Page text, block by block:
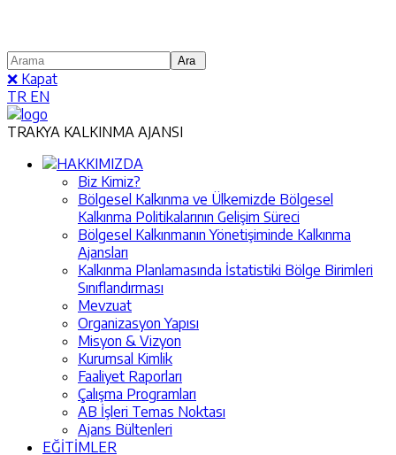
❌ Kapat
TR EN
TRAKYA KALKINMA AJANSI
HAKKIMIZDA
Biz Kimiz?
Bölgesel Kalkınma ve Ülkemizde Bölgesel
Kalkınma Politikalarının Gelişim Süreci
Bölgesel Kalkınmanın Yönetişiminde Kalkınma
Ajansları
Kalkınma Planlamasında İstatistiki Bölge Birimleri
Sınıflandırması
Mevzuat
Organizasyon Yapısı
Misyon & Vizyon
Kurumsal Kimlik
Faaliyet Raporları
Çalışma Programları
AB İşleri Temas Noktası
Ajans Bültenleri
EĞİTİMLER